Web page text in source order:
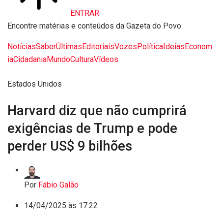
ENTRAR
Encontre matérias e conteúdos da Gazeta do Povo
NotíciasSaberÚltimas EditoriaisVozes Política Ideias Econom
iaCidadaniaMundoCulturaVídeos
Estados Unidos
Harvard diz que não cumprirá
exigências de Trump e pode
perder US$ 9 bilhões
Por Fábio Galão
14/04/2025 às 17:22